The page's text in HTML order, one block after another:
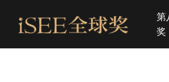
第
奖